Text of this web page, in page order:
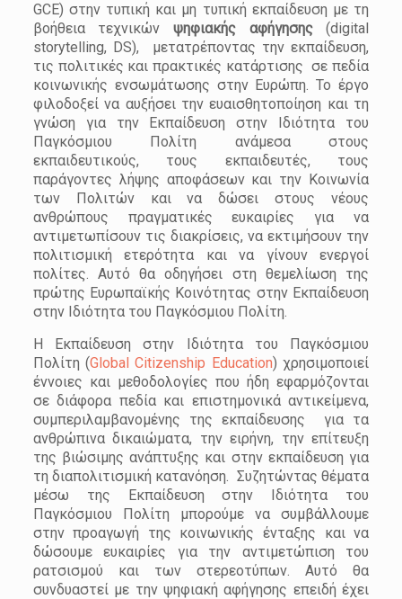
GCE) στην τυπική και μη τυπική εκπαίδευση με τη
βοήθεια τεχνικών ψηφιακής αφήγησης(digital
storytelling, DS), μετατρέποντας την εκπαίδευση,
τις πολιτικές και πρακτικές κατάρτισης σε πεδία
κοινωνικής ενσωμάτωσης στην Ευρώπη. Το έργο
φιλοδοξεί να αυξήσει την ευαισθητοποίηση και τη
γνώση για την Εκπαίδευση στην Ιδιότητα του
Παγκόσμιου Πολίτη ανάμεσα στους
εκπαιδευτικούς, τους εκπαιδευτές, τους
παράγοντες λήψης αποφάσεων και την Κοινωνία
των Πολιτών και να δώσει στους νέους
ανθρώπους πραγματικές ευκαιρίες για να
αντιμετωπίσουν τις διακρίσεις, να εκτιμήσουν την
πολιτισμική ετερότητα και να γίνουν ενεργοί
πολίτες. Αυτό θα οδηγήσει στη θεμελίωση της
πρώτης Ευρωπαϊκής Κοινότητας στην Εκπαίδευση
στην Ιδιότητα του Παγκόσμιου Πολίτη.
Η Εκπαίδευση στην Ιδιότητα του Παγκόσμιου
Πολίτη (Global Citizenship Education) χρησιμοποιεί
έννοιες και μεθοδολογίες που ήδη εφαρμόζονται
σε διάφορα πεδία και επιστημονικά αντικείμενα,
συμπεριλαμβανομένης της εκπαίδευσης για τα
ανθρώπινα δικαιώματα, την ειρήνη, την επίτευξη
της βιώσιμης ανάπτυξης και στην εκπαίδευση για
τη διαπολιτισμική κατανόηση. Συζητώντας θέματα
μέσω της Εκπαίδευση στην Ιδιότητα του
Παγκόσμιου Πολίτη μπορούμε να συμβάλλουμε
στην προαγωγή της κοινωνικής ένταξης και να
δώσουμε ευκαιρίες για την αντιμετώπιση του
ρατσισμού και των στερεοτύπων. Αυτό θα
συνδυαστεί με την ψηφιακή αφήγησης επειδή έχει